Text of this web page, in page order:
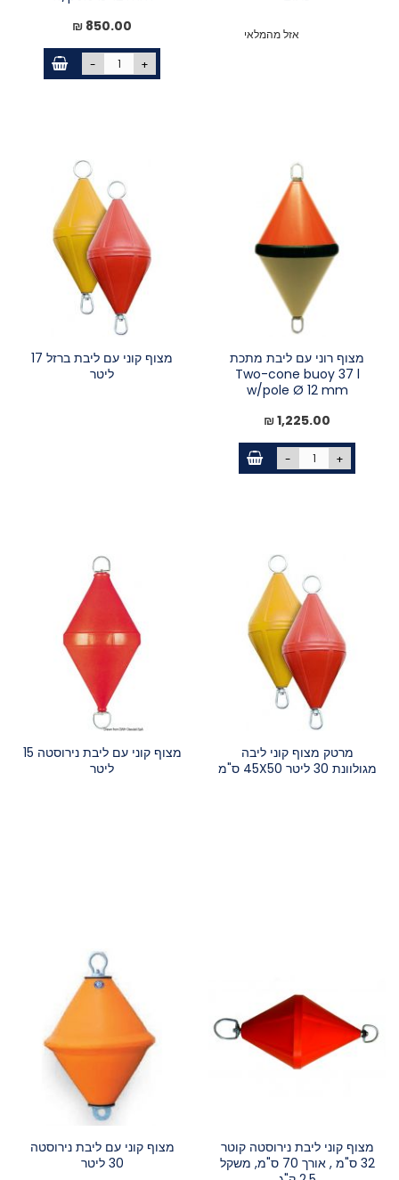
אזל מהמלאי
850.00 ₪
- +
מצוף רוני עם ליבת מתכת
Two-cone buoy 37 l
w/pole Ø 12 mm
1,225.00 ₪
- +
מצוף קוני עם ליבת ברזל 17
ליטר
מרטק מצוף קוני ליבה
מגולוונת 30 ליטר 45X50 ס"מ
מצוף קוני עם ליבת נירוסטה 15
ליטר
מצוף קוני ליבת נירוסטה קוטר
32 ס"מ , אורך 70 ס"מ, משקל
מצוף קוני עם ליבת נירוסטה
30 ליטר